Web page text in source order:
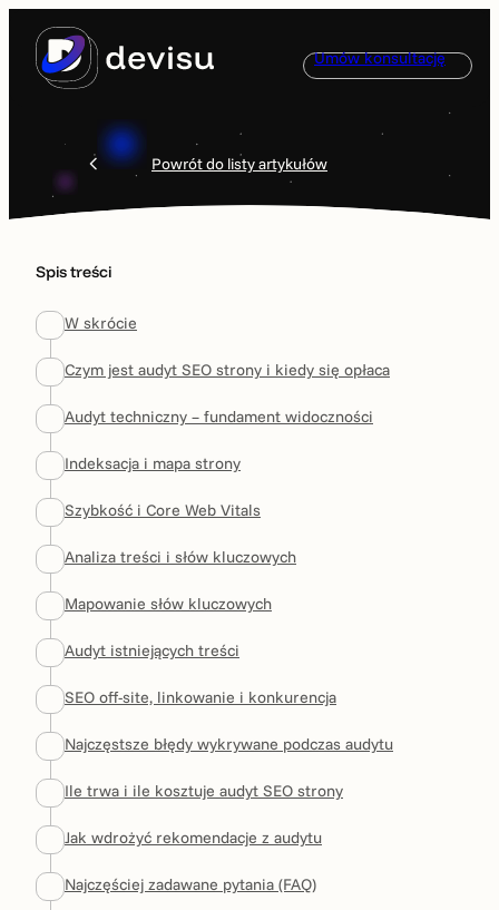
treści
Umów konsultację
Powrót do listy artykułów
Spis treści
W skrócie
Czym jest audyt SEO strony i kiedy się opłaca
Audyt techniczny – fundament widoczności
Indeksacja i mapa strony
Szybkość i Core Web Vitals
Analiza treści i słów kluczowych
Mapowanie słów kluczowych
Audyt istniejących treści
SEO off-site, linkowanie i konkurencja
Najczęstsze błędy wykrywane podczas audytu
Ile trwa i ile kosztuje audyt SEO strony
Jak wdrożyć rekomendacje z audytu
Najczęściej zadawane pytania (FAQ)